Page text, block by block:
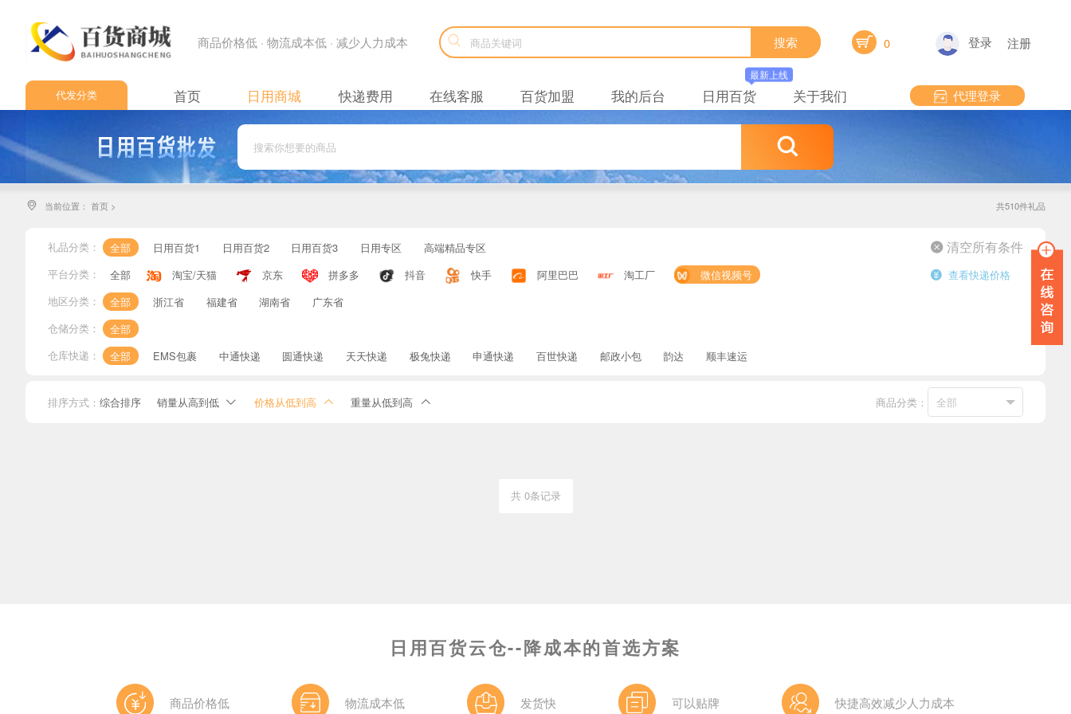
商品价格低 · 物流成本低 · 减少人力成本  搜索  0 登录 注册
代发分类
日用百货2
日用百货3
日用百货4
日用专区
日用专区2
日用专区3
高端精品专区
高端精品专区2
首页 日用商城 快递费用 在线客服 百货加盟 我的后台
最新上线
日用百货 关于我们 代理登录

 当前位置：首页 > 共510件礼品
礼品分类： 全部 日用百货1 日用百货2 日用百货3 日用专区
高端精品专区
平台分类：
全部 淘宝/天猫 京东 拼多多 抖音 快手 阿里巴巴 淘工厂
微信视频号
地区分类：
全部 浙江省 福建省 湖南省
广东省
仓储分类：
全部
仓库快递：
全部 EMS包裹 中通快递 圆通快递 天天快递 极兔快递 申通快递 百世快递 邮政小包 韵达 顺丰速运
 清空所有条件
 查看快递价格
排序方式： 综合排序 销量从高到低  价格从低到高  重量从低到高  商品分类：
共 0条记录
日用百货云仓--降成本的首选方案
商品价格低 物流成本低 发货快 可以贴牌 快捷高效减少人力成本